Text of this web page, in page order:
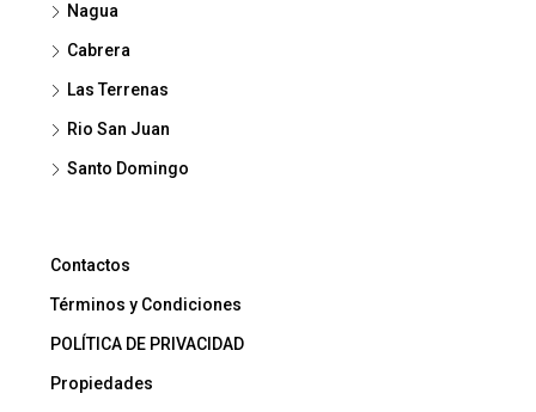
Nagua
Cabrera
Las Terrenas
Rio San Juan
Santo Domingo
Contactos
Términos y Condiciones
POLÍTICA DE PRIVACIDAD
Propiedades